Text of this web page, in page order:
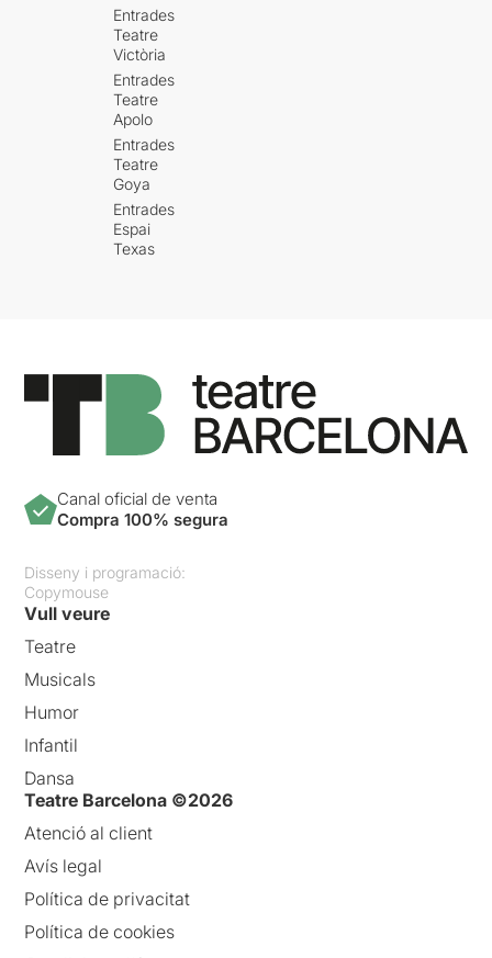
Entrades
Teatre
Victòria
Entrades
Teatre
Apolo
Entrades
Teatre
Goya
Entrades
Espai
Texas
Canal oficial de venta
Compra 100% segura
Disseny i programació:
Copymouse
Vull veure
Teatre
Musicals
Humor
Infantil
Dansa
Teatre Barcelona ©2026
Atenció al client
Avís legal
Política de privacitat
Política de cookies